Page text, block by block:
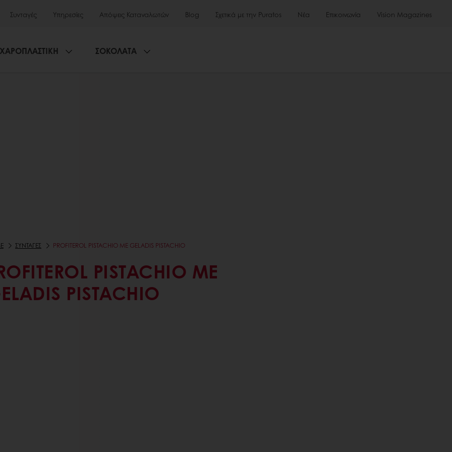
Συνταγές Υπηρεσίες Απόψεις Καταναλωτών Blog Σχετικά με την Puratos Νέα Επικοινωνία Vision Magazines
ΣΟΚΟΛΑΤΑ
ΣΥΝΤΑΓΕΣ PROFITEROL PISTACHIO ΜΕ GELADIS PISTACHIO
PISTACHIO ΜΕ
PISTACHIO